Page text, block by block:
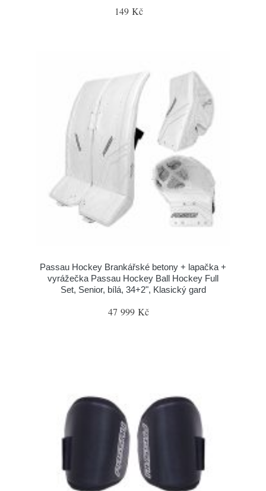
149 Kč
Passau Hockey Brankářské betony + lapačka +
vyrážečka Passau Hockey Ball Hockey Full
Set, Senior, bílá, 34+2", Klasický gard
47 999 Kč